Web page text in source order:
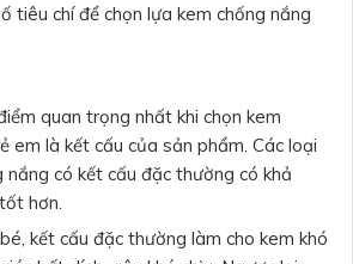
tiêu chí để chọn lựa kem chống nắng
quan trọng nhất khi chọn kem
em là kết cấu của sản phẩm. Các loại
nắng có kết cấu đặc thường có khả
hơn.
kết cấu đặc thường làm cho kem khó